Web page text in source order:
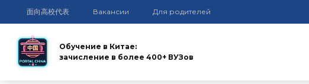
面向高校代表 Вакансии Для родителей
Обучение в Китае:
зачисление в более 400+ ВУЗов